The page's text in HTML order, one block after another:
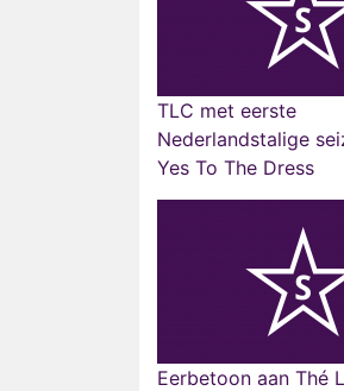
TLC met eerste
Nederlandstalige
Yes To The Dress
Eerbetoon aan Thé